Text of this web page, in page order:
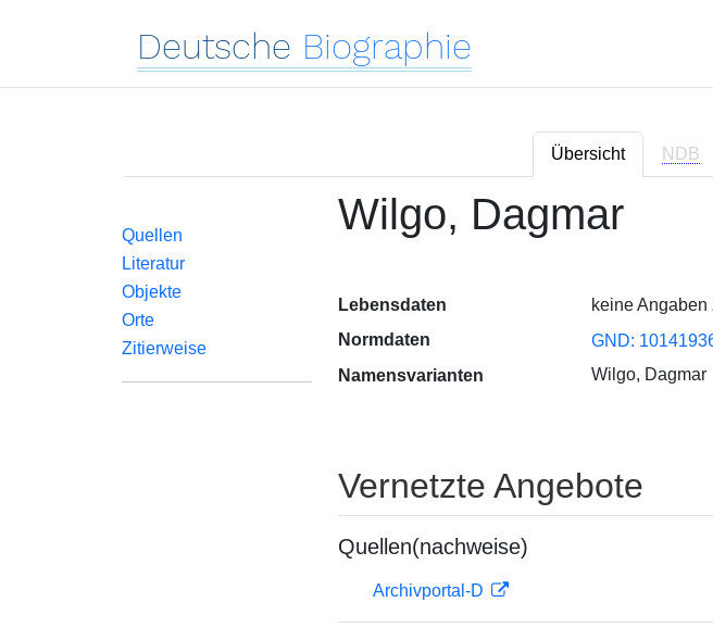
Deutsche Biographie
Übersicht NDB
Quellen
Literatur
Objekte
Orte
Zitierweise
Wilgo, Dagmar
Lebensdaten
keine
Normdaten
GND:
Namensvarianten
Wilgo, Dagmar
Vernetzte Angebote
Quellen(nachweise)
Archivportal-D